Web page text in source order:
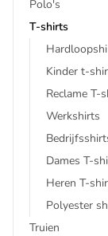
Polo's
T-shirts
Kinder t-
Reclame T-
Werkshirts
Dames T-
Heren T-
Polyester
Truien